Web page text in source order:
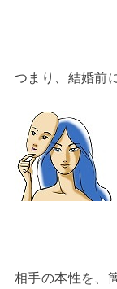
つまり、結婚前
相手の本性を、